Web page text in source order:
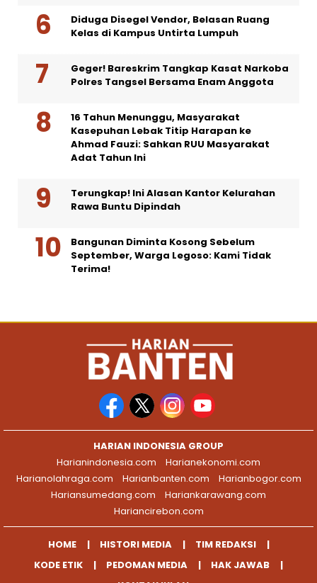
Diduga Disegel Vendor, Belasan Ruang
Kelas di Kampus Untirta Lumpuh
Geger! Bareskrim Tangkap Kasat Narkoba
Polres Tangsel Bersama Enam Anggota
16 Tahun Menunggu, Masyarakat
Kasepuhan Lebak Titip Harapan ke
Ahmad Fauzi: Sahkan RUU Masyarakat
Adat Tahun Ini
Terungkap! Ini Alasan Kantor Kelurahan
Rawa Buntu Dipindah
Bangunan Diminta Kosong Sebelum
September, Warga Legoso: Kami Tidak
Terima!
HARIAN INDONESIA GROUP
Harianindonesia.com
Harianekonomi.com
Harianolahraga.com
Harianbanten.com
Harianbogor.com
Hariansumedang.com
Hariankarawang.com
Hariancirebon.com
HOME HISTORI MEDIA
TIM REDAKSI
KODE ETIK
PEDOMAN MEDIA
HAK JAWAB